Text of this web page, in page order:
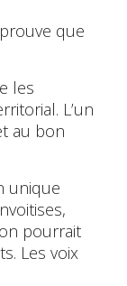
que
les
L’un
au bon
unique
pourrait
Les voix